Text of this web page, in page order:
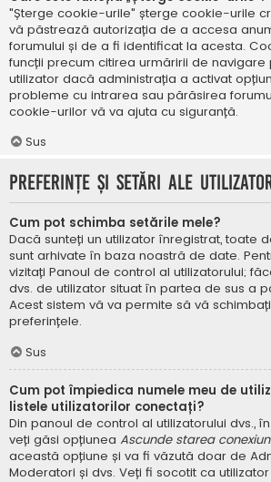
"Șterge cookie-urile" șterge cookie-urile
vă păstrează autorizația de a accesa
forumului și de a fi identificat la acesta.
funcții precum citirea urmăririi de
utilizator dacă administrația a activat
probleme cu intrarea sau părăsirea
cookie-urilor vă va ajuta cu siguranță.
Sus
Preferințe și setări ale
Cum pot schimba setările mele?
Dacă sunteți un utilizator înregistrat, toate
sunt arhivate în baza noastră de date.
vizitați Panoul de control al utilizatorului;
dvs. de utilizator situat în partea de sus a
Acest sistem vă va permite să vă
preferințele.
Sus
Cum pot împiedica numele meu de
listele utilizatorilor conectați?
Din panoul de control al utilizatorului dvs.,
veți găsi opțiunea Ascunde starea
această opțiune și va fi văzută doar de
Moderatori și dvs. Veți fi socotit ca